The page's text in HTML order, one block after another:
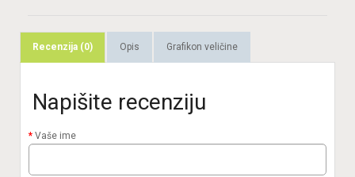
Recenzija (0) Opis Grafikon veličine
Napišite recenziju
Vaše ime